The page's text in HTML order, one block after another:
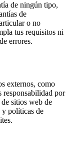
de ningún tipo,
de
o no
tus requisitos ni
errores.
externos, como
responsabilidad por
sitios web de
y políticas de